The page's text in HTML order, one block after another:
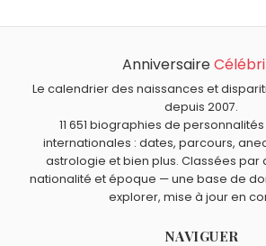
Anniversaire
Le calendrier des naissances et
depuis 2007.
11 651 biographies de
internationales : dates, parcours,
astrologie et bien plus. Classées par
nationalité et époque — une base de
explorer, mise à jour en
NAVIGUER